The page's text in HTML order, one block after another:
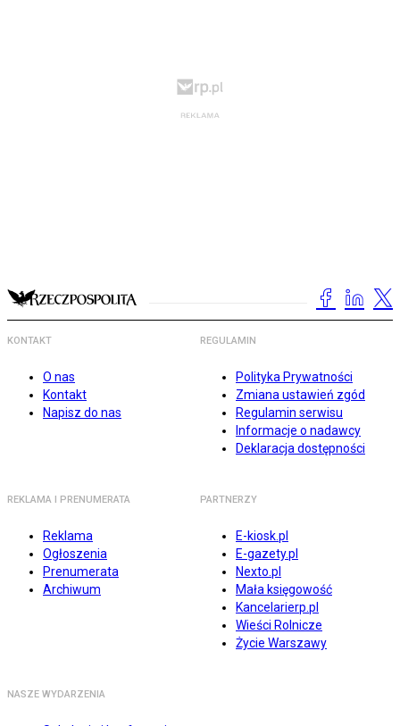
KONTAKT
O nas
Kontakt
Napisz do nas
REGULAMIN
Polityka Prywatności
Zmiana ustawień zgód
Regulamin serwisu
Informacje o nadawcy
Deklaracja dostępności
REKLAMA I PRENUMERATA
Reklama
Ogłoszenia
Prenumerata
Archiwum
PARTNERZY
E-kiosk.pl
E-gazety.pl
Nexto.pl
Mała księgowość
Kancelarierp.pl
Wieści Rolnicze
Życie Warszawy
NASZE WYDARZENIA